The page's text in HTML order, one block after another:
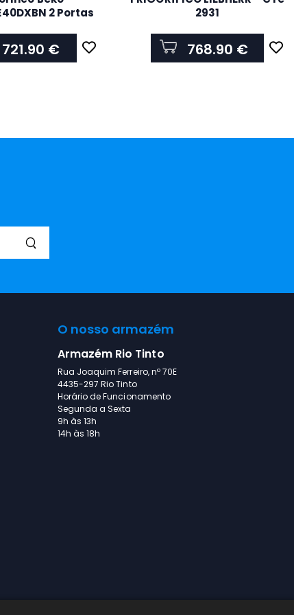
2 Portas
690 mm Inox
721.90 €
2931
768.90 €
O nosso armazém
Armazém Rio Tinto
Rua Joaquim Ferreiro, nº 70E
4435-297 Rio Tinto
Horário de Funcionamento
Segunda a Sexta
9h às 13h
14h às 18h